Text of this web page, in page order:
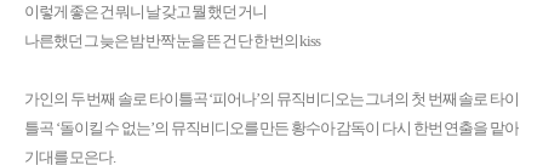
이렇게 좋은 건 뭐니 날 갖고 뭘 했던 거니
나른했던 그 늦은 밤 반짝 눈을 뜬 건 단 한 번의 kiss
가인의 두 번째 솔로 타이틀곡 ‘피어나’의 뮤직비디오는 그녀의 첫 번째 솔로 타이
틀곡 ‘돌이킬 수 없는’의 뮤직비디오를 만든 황수아 감독이 다시 한번 연출을 맡아
기대를 모은다.